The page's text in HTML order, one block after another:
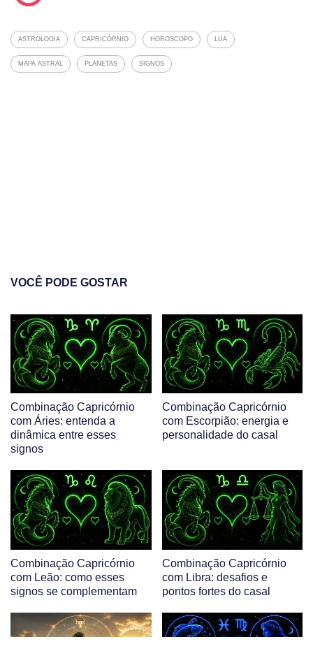
ASTROLOGIA CAPRICÓRNIO HOROSCOPO LUA
MAPA ASTRAL PLANETAS SIGNOS
VOCÊ PODE GOSTAR
Combinação Capricórnio
com Áries: entenda a
dinâmica entre esses
signos
Combinação Capricórnio
com Escorpião: energia e
personalidade do casal
Combinação Capricórnio
com Leão: como esses
signos se complementam
Combinação Capricórnio
com Libra: desafios e
pontos fortes do casal